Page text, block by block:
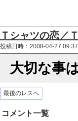
Ｔシャツの恋／
投稿日時：2008-04-27
大切な事
最後のレスへ
コメント一覧